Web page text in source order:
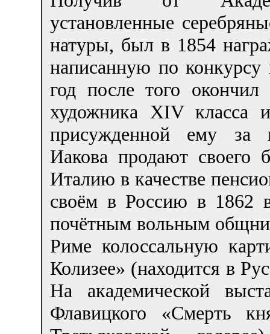
установленные
натуры, был в 1854
написанную по
год после того
художника XIV класса
присужденной ему за
Иакова продают своего
Италию в качестве
своём в Россию в 1862
почётным вольным
Риме колоссальную
Колизее» (находится в
На академической
Флавицкого «Смерть